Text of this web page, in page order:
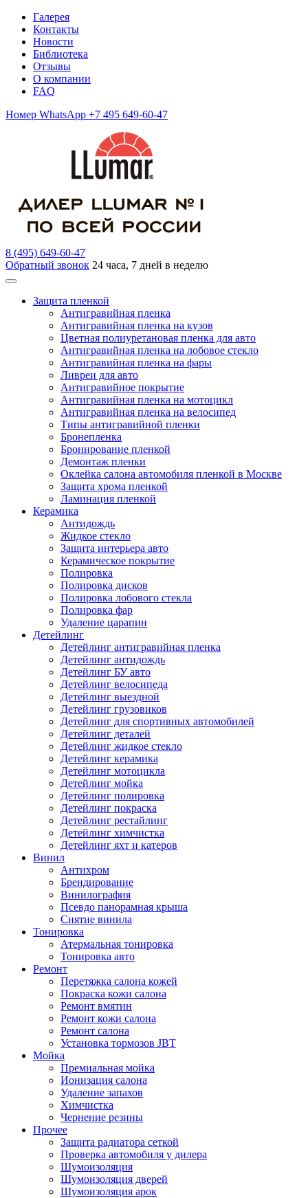
Галерея
Контакты
Новости
Библиотека
Отзывы
О компании
FAQ
Номер WhatsApp +7 495 649-60-47
8 (495) 649-60-47
Обратный звонок 24 часа, 7 дней в неделю
Защита пленкой
Антигравийная пленка
Антигравийная пленка на кузов
Цветная полиуретановая пленка для авто
Антигравийная пленка на лобовое стекло
Антигравийная пленка на фары
Ливреи для авто
Антигравийное покрытие
Антигравийная пленка на мотоцикл
Антигравийная пленка на велосипед
Типы антигравийной пленки
Бронепленка
Бронирование пленкой
Демонтаж пленки
Оклейка салона автомобиля пленкой в Москве
Защита хрома пленкой
Ламинация пленкой
Керамика
Антидождь
Жидкое стекло
Защита интерьера авто
Керамическое покрытие
Полировка
Полировка дисков
Полировка лобового стекла
Полировка фар
Удаление царапин
Детейлинг
Детейлинг антигравийная пленка
Детейлинг антидождь
Детейлинг БУ авто
Детейлинг велосипеда
Детейлинг выездной
Детейлинг грузовиков
Детейлинг для спортивных автомобилей
Детейлинг деталей
Детейлинг жидкое стекло
Детейлинг керамика
Детейлинг мотоцикла
Детейлинг мойка
Детейлинг полировка
Детейлинг покраска
Детейлинг рестайлинг
Детейлинг химчистка
Детейлинг яхт и катеров
Винил
Антихром
Брендирование
Винилография
Псевдо панорамная крыша
Снятие винила
Тонировка
Атермальная тонировка
Тонировка авто
Ремонт
Перетяжка салона кожей
Покраска кожи салона
Ремонт вмятин
Ремонт кожи салона
Ремонт салона
Установка тормозов JBT
Мойка
Премиальная мойка
Ионизация салона
Удаление запахов
Химчистка
Чернение резины
Прочее
Защита радиатора сеткой
Проверка автомобиля у дилера
Шумоизоляция
Шумоизоляция дверей
Шумоизоляция арок